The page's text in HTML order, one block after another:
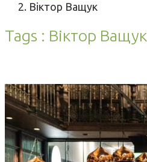
Віктор Ващук
Tags : Віктор Ващук